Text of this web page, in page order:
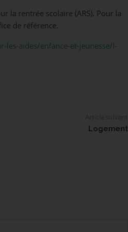
la rentrée scolaire (ARS). Pour la
de référence.
aides/enfance-et-jeunesse/l-
Logement